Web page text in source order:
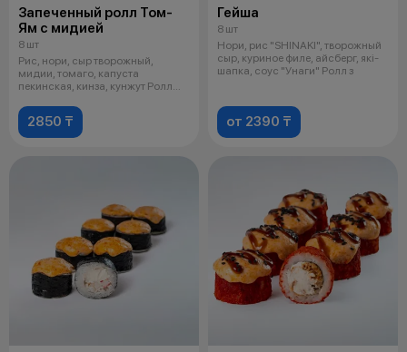
Запеченный ролл Том-
Ям с мидией
8 шт
Рис, нори, сыр творожный,
мидии, томаго, капуста
пекинская, кинза, кунжут Ролл
2850 ₸
Гейша
8 шт
Нори, рис "SHINAKI", творожный
сыр, куриное филе, айсберг, якi-
шапка, соус "Унаги" Ролл з
от 2390 ₸